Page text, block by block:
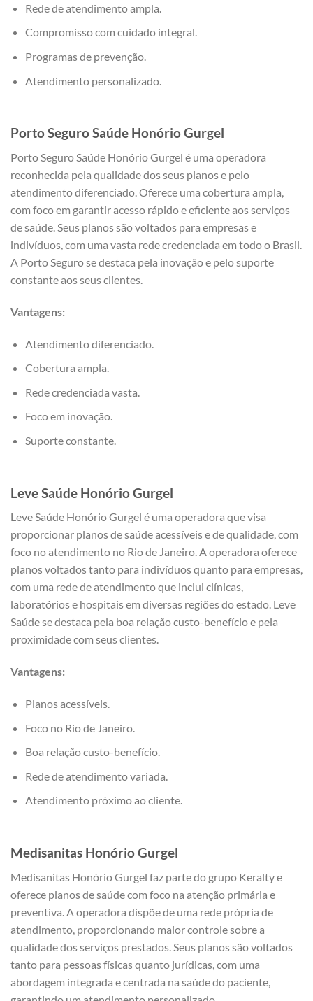
Rede de atendimento ampla.
Compromisso com cuidado integral.
Programas de prevenção.
Atendimento personalizado.
Porto Seguro Saúde Honório Gurgel
Porto Seguro Saúde Honório Gurgel é uma operadora
reconhecida pela qualidade dos seus planos e pelo
atendimento diferenciado. Oferece uma cobertura ampla,
com foco em garantir acesso rápido e eficiente aos serviços
de saúde. Seus planos são voltados para empresas e
indivíduos, com uma vasta rede credenciada em todo o Brasil.
A Porto Seguro se destaca pela inovação e pelo suporte
constante aos seus clientes.
Vantagens:
Atendimento diferenciado.
Cobertura ampla.
Rede credenciada vasta.
Foco em inovação.
Suporte constante.
Leve Saúde Honório Gurgel
Leve Saúde Honório Gurgel é uma operadora que visa
proporcionar planos de saúde acessíveis e de qualidade, com
foco no atendimento no Rio de Janeiro. A operadora oferece
planos voltados tanto para indivíduos quanto para empresas,
com uma rede de atendimento que inclui clínicas,
laboratórios e hospitais em diversas regiões do estado. Leve
Saúde se destaca pela boa relação custo-benefício e pela
proximidade com seus clientes.
Vantagens:
Planos acessíveis.
Foco no Rio de Janeiro.
Boa relação custo-benefício.
Rede de atendimento variada.
Atendimento próximo ao cliente.
Medisanitas Honório Gurgel
Medisanitas Honório Gurgel faz parte do grupo Keralty e
oferece planos de saúde com foco na atenção primária e
preventiva. A operadora dispõe de uma rede própria de
atendimento, proporcionando maior controle sobre a
qualidade dos serviços prestados. Seus planos são voltados
tanto para pessoas físicas quanto jurídicas, com uma
abordagem integrada e centrada na saúde do paciente,